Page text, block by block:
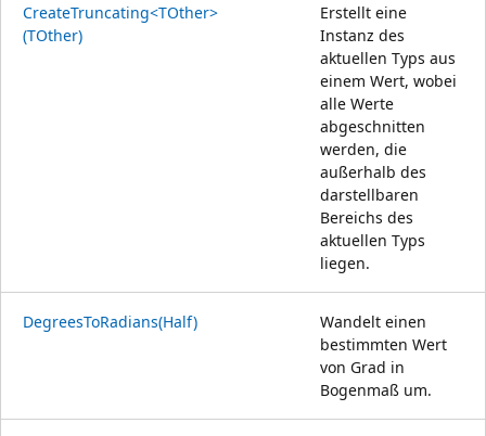
CreateTruncating<TOther>
(TOther)
Erstellt eine
Instanz des
aktuellen Typs aus
einem Wert, wobei
alle Werte
abgeschnitten
werden, die
außerhalb des
darstellbaren
Bereichs des
aktuellen Typs
liegen.
DegreesToRadians(Half)
Wandelt einen
bestimmten Wert
von Grad in
Bogenmaß um.